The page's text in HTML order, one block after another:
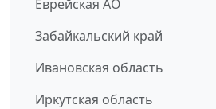
Еврейская АО
Забайкальский край
Ивановская область
Иркутская область